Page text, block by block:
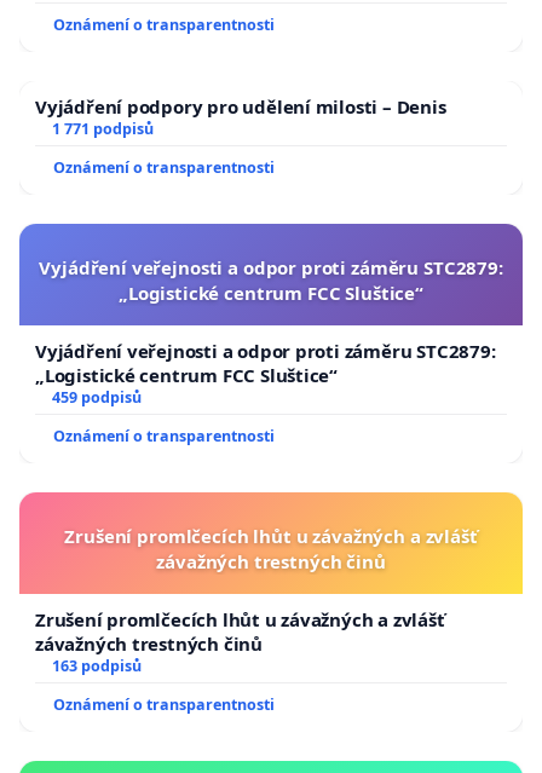
Oznámení o transparentnosti
Vyjádření podpory pro udělení milosti – Denis
1 771 podpisů
Oznámení o transparentnosti
Vyjádření veřejnosti a odpor proti záměru STC2879:
„Logistické centrum FCC Sluštice“
Vyjádření veřejnosti a odpor proti záměru STC2879:
„Logistické centrum FCC Sluštice“
459 podpisů
Oznámení o transparentnosti
Zrušení promlčecích lhůt u závažných a zvlášť
závažných trestných činů
Zrušení promlčecích lhůt u závažných a zvlášť
závažných trestných činů
163 podpisů
Oznámení o transparentnosti